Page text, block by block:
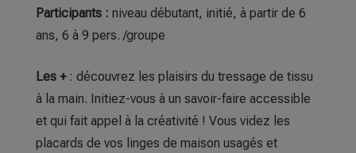
Participants : niveau débutant, initié, à partir de 6
ans, 6 à 9 pers. /groupe
Les +: découvrez les plaisirs du tressage de tissu
à la main. Initiez-vous à un savoir-faire accessible
et qui fait appel à la créativité ! Vous videz les
placards de vos linges de maison usagés et